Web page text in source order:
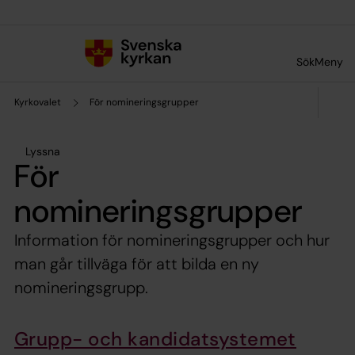
SökMeny
Kyrkovalet För nomineringsgrupper
Lyssna
För
nomineringsgrupper
Information för nomineringsgrupper och hur
man går tillväga för att bilda en ny
nomineringsgrupp.
Grupp- och kandidatsystemet